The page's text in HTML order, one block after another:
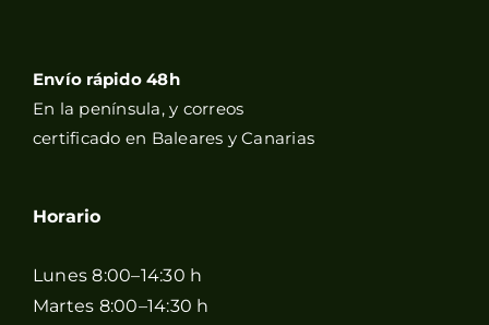
Envío rápido 48h
En la península, y correos
certificado en Baleares y Canarias
Horario
Lunes 8:00–14:30 h
Martes 8:00–14:30 h